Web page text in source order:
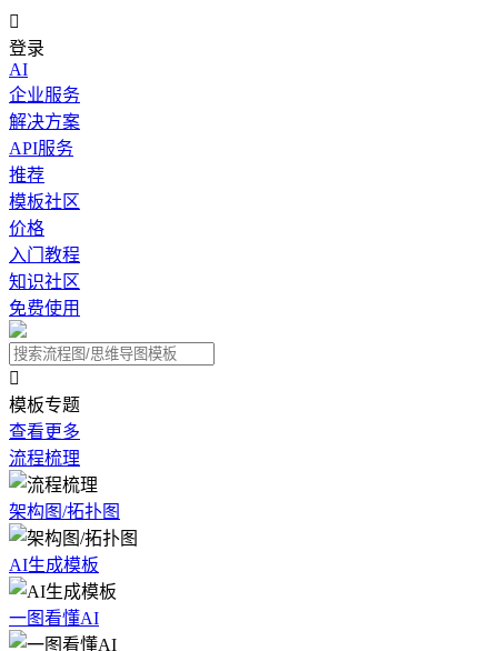

登录
AI
企业服务
解决方案
API服务
推荐
模板社区
价格
入门教程
知识社区
免费使用

模板专题
查看更多
流程梳理
架构图/拓扑图
AI生成模板
一图看懂AI